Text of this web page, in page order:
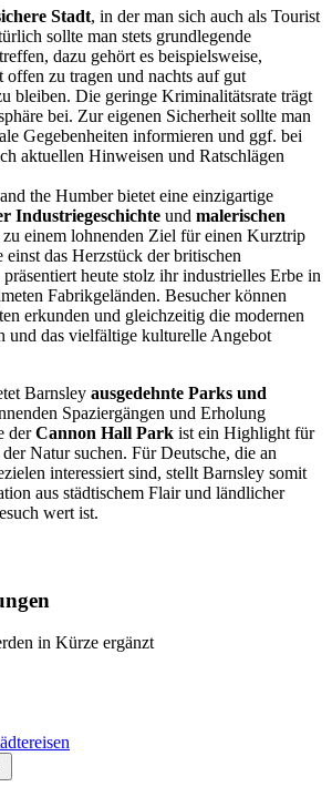
Stadt, in der man sich auch als Tourist
sollte man stets grundlegende
dazu gehört es beispielsweise,
offen zu tragen und nachts auf gut
bleiben. Die geringe Kriminalitätsrate trägt
bei. Zur eigenen Sicherheit sollte man
Gegebenheiten informieren und ggf. bei
aktuellen Hinweisen und Ratschlägen
the Humber bietet eine einzigartige
Industriegeschichte und malerischen
zu einem lohnenden Ziel für einen Kurztrip
einst das Herzstück der britischen
heute stolz ihr industrielles Erbe in
Fabrikgeländen. Besucher können
erkunden und gleichzeitig die modernen
und das vielfältige kulturelle Angebot
Barnsley ausgedehnte Parks und
Spaziergängen und Erholung
derCannon Hall Park ist ein Highlight für
Natur suchen. Für Deutsche, die an
interessiert sind, stellt Barnsley somit
aus städtischem Flair und ländlicher
wert ist.
in Kürze ergänzt